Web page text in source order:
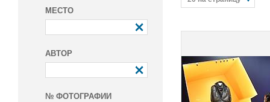
МЕСТО
АВТОР
№ ФОТОГРАФИИ